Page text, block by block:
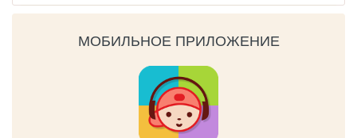
МОБИЛЬНОЕ ПРИЛОЖЕНИЕ